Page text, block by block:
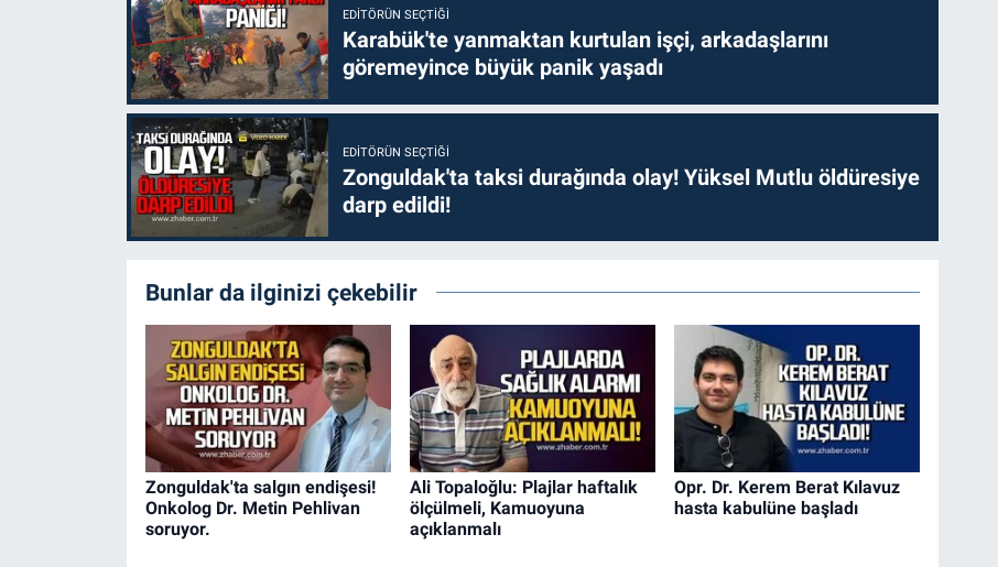
EDITÖRÜN SEÇTIĞI
Karabük'te yanmaktan kurtulan işçi, arkadaşlarını
göremeyince büyük panik yaşadı
EDITÖRÜN SEÇTIĞI
Zonguldak'ta taksi durağında olay! Yüksel Mutlu öldüresiye
darp edildi!
Bunlar da ilginizi çekebilir
Zonguldak'ta salgın endişesi!
Onkolog Dr. Metin Pehlivan
soruyor.
Ali Topaloğlu: Plajlar haftalık
ölçülmeli, Kamuoyuna
açıklanmalı
Opr. Dr. Kerem Berat Kılavuz
hasta kabulüne başladı